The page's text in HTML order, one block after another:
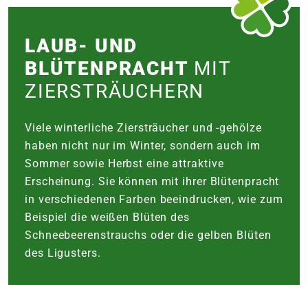
LAUB- UND
BLÜTENPRACHT MIT
ZIERSTRÄUCHERN
Viele winterliche Ziersträucher und -gehölze
haben nicht nur im Winter, sondern auch im
Sommer sowie Herbst eine attraktive
Erscheinung. Sie können mit ihrer Blütenpracht
in verschiedenen Farben beeindrucken, wie zum
Beispiel die weißen Blüten des
Schneebeerenstrauchs oder die gelben Blüten
des Ligusters.